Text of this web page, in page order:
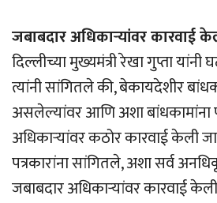
जबाबदार अधिकार्‍यांवर कारवाई
दिल्लीच्या मुख्यमंत्री रेखा गुप्ता
त्यांनी सांगितले की, बेकायदेशीर
असलेल्यांवर आणि अशा बांधकामांना
अधिकार्‍यांवर कठोर कारवाई केली
पत्रकारांना सांगितले, अशा सर्व
जबाबदार अधिकार्‍यांवर कारवाई